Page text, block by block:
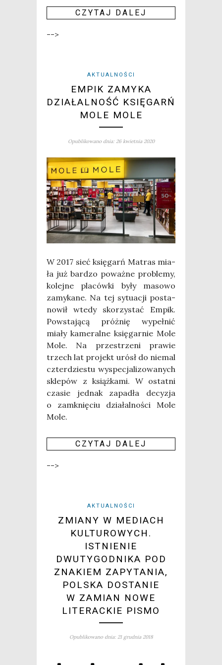
CZY­TAJ DALEJ
-->
AKTUALNOŚCI
EMPIK ZAMYKA
DZIAŁALNOŚĆ KSIĘGARŃ
MOLE MOLE
Opublikowano dnia: 26 kwietnia 2020
W 2017 sieć księ­garń Matras mia­
ła już bar­dzo poważ­ne pro­ble­my,
kolej­ne pla­ców­ki były maso­wo
zamy­ka­ne. Na tej sytu­acji posta­
no­wił wte­dy sko­rzy­stać Empik.
Powsta­ją­cą próż­nię wypeł­nić
mia­ły kame­ral­ne księ­gar­nie Mole
Mole. Na prze­strze­ni pra­wie
trzech lat pro­jekt urósł do nie­mal
czter­dzie­stu wyspe­cja­li­zo­wa­nych
skle­pów z książ­ka­mi. W ostat­ni
cza­sie jed­nak zapa­dła decy­zja
o zamknię­ciu dzia­łal­no­ści Mole
Mole.
CZY­TAJ DALEJ
-->
AKTUALNOŚCI
ZMIANY W MEDIACH
KULTUROWYCH.
ISTNIENIE
DWUTYGODNIKA POD
ZNAKIEM ZAPYTANIA,
POLSKA DOSTANIE
W ZAMIAN NOWE
LITERACKIE PISMO
Opublikowano dnia: 21 grudnia 2018